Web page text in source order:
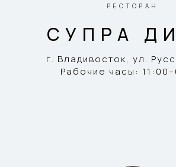
РЕСТОРАН
СУПРА
г. Владивосток, ​ул.
Рабочие часы: